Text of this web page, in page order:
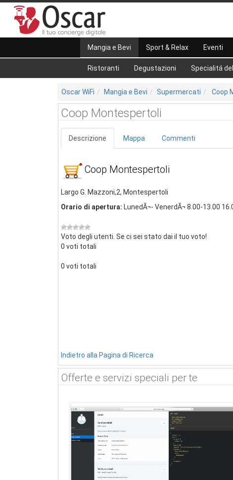
Mangia e Bevi
Ristoranti Degustazioni Specialitá
Sport & Relax Eventi
Oscar WiFi Mangia e Bevi Supermercati Coop
Coop Montespertoli
Descrizione Mappa Commenti
Coop Montespertoli
Largo G. Mazzoni,2, Montespertoli
Orario di apertura: LunedÃ¬- VenerdÃ¬ 8.00-13.00
Voto degli utenti. Se ci sei stato dai il tuo voto!
0 voti totali
0 voti totali
Indietro alla Pagina di Ricerca
Offerte e servizi speciali per te